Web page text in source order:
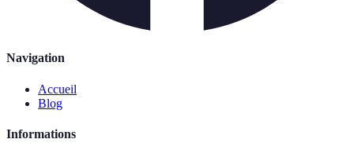
Navigation
Accueil
Blog
Informations